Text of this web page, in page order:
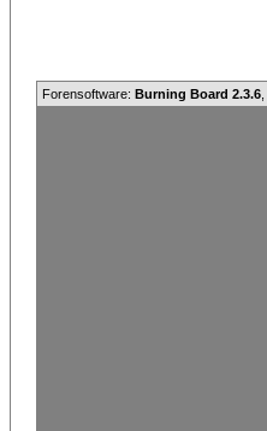
Forensoftware: Burning Board 2.3.6